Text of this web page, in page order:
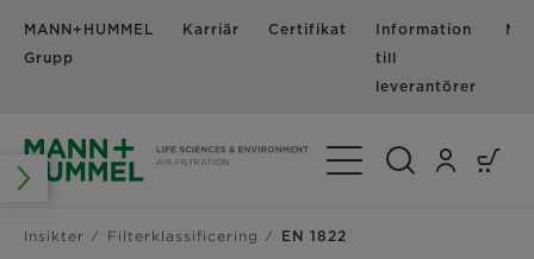
MANN+HUMMEL
Grupp
Karriär Certifikat
Information
till
leverantörer
Växla navigering
Insikter Filterklassificering EN 1822